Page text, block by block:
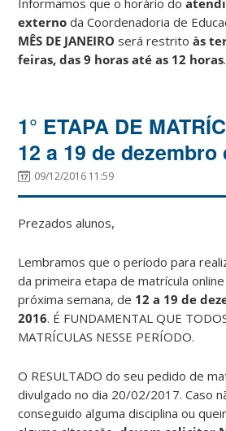
externo da Coordenadoria de
MÊS DE JANEIRO será restritoàs
feiras, das 9 horas até as 12 horas.
1° ETAPA DE
12 a 19 de dezembro
09/12/2016 11:59
Prezados alunos,
Lembramos que o período para
da primeira etapa de matrícula
próxima semana, de 12 a 19 de
2016. É FUNDAMENTAL QUE
MATRÍCULAS NESSE PERÍODO.
O RESULTADO do seu pedido de
divulgado no dia 20/02/2017. Caso
conseguido alguma disciplina ou